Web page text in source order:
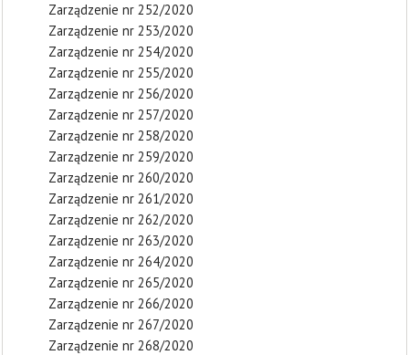
Zarządzenie nr 252/2020
Zarządzenie nr 253/2020
Zarządzenie nr 254/2020
Zarządzenie nr 255/2020
Zarządzenie nr 256/2020
Zarządzenie nr 257/2020
Zarządzenie nr 258/2020
Zarządzenie nr 259/2020
Zarządzenie nr 260/2020
Zarządzenie nr 261/2020
Zarządzenie nr 262/2020
Zarządzenie nr 263/2020
Zarządzenie nr 264/2020
Zarządzenie nr 265/2020
Zarządzenie nr 266/2020
Zarządzenie nr 267/2020
Zarządzenie nr 268/2020